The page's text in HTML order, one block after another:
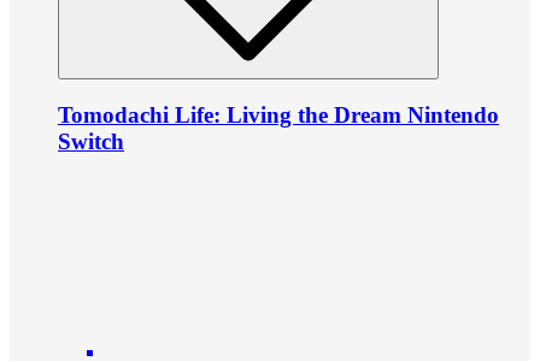
Tomodachi Life: Living the Dream Nintendo
Switch